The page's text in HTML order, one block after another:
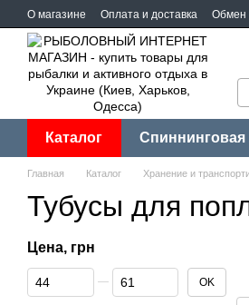
Перейти к основному контенту
О магазине Оплата и доставка Обмен
Каталог Спиннинговая
Главная Каталог Хранение и
Тубусы для
Цена, грн
От Цена, грн
До Цена, грн OK